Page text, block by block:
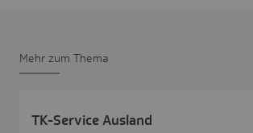
Mehr zum Thema
TK-Service Ausland